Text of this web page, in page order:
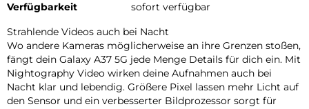
Verfügbarkeit
sofort verfügbar
Strahlende Videos auch bei Nacht
Wo andere Kameras möglicherweise an ihre Grenzen stoßen,
fängt dein Galaxy A37 5G jede Menge Details für dich ein. Mit
Nightography Video wirken deine Aufnahmen auch bei
Nacht klar und lebendig. Größere Pixel lassen mehr Licht auf
den Sensor und ein verbesserter Bildprozessor sorgt für